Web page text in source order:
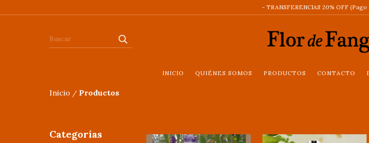
- TRANSFERENCIAS 20% OFF (Pago
INICIO QUIÉNES SOMOS PRODUCTOS CONTACTO
Inicio / Productos
Categorías